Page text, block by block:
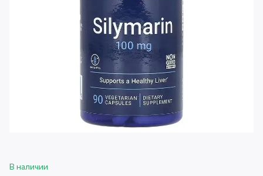
В наличии